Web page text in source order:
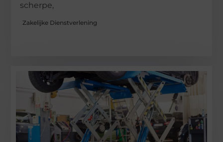
scherpe,
Zakelijke Dienstverlening